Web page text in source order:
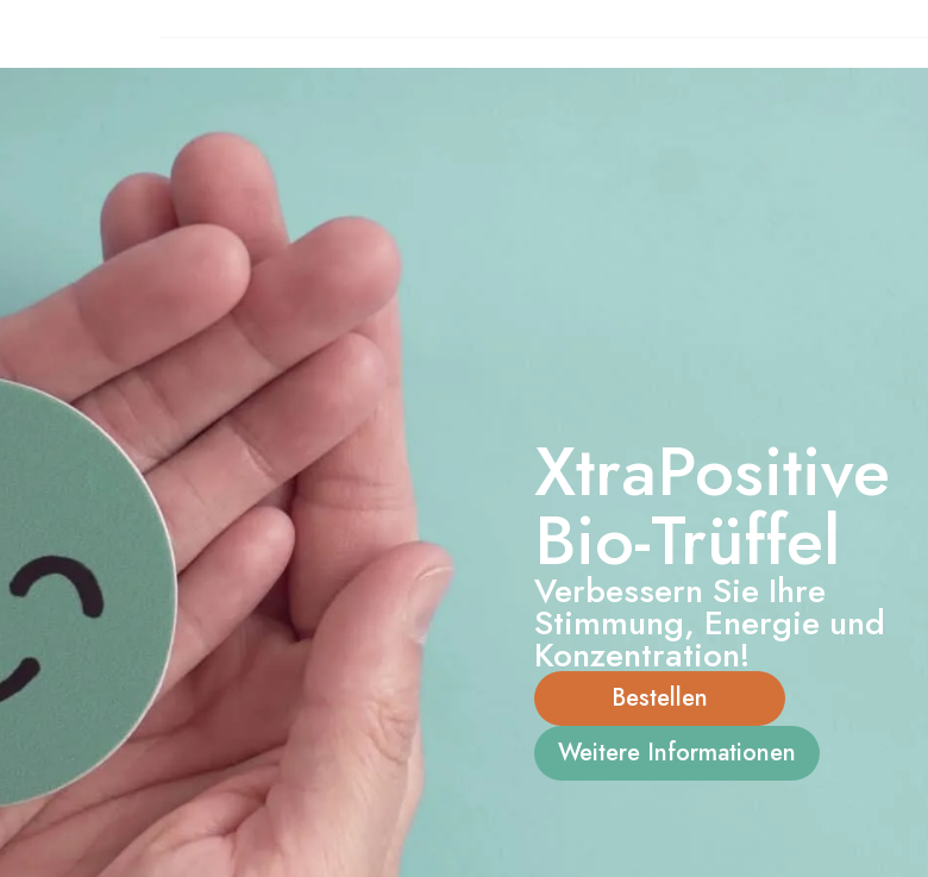
XtraPositive
Bio-Trüffel
Verbessern Sie Ihre
Stimmung, Energie und
Konzentration!
Bestellen
Weitere Informationen